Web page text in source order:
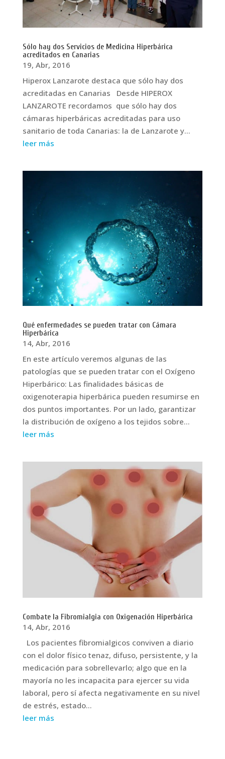
Sólo hay dos Servicios de Medicina Hiperbárica
acreditados en Canarias
19, Abr, 2016
Hiperox Lanzarote destaca que sólo hay dos
acreditadas en Canarias Desde HIPEROX
LANZAROTE recordamos que sólo hay dos
cámaras hiperbáricas acreditadas para uso
sanitario de toda Canarias: la de Lanzarote y...
leer más
Qué enfermedades se pueden tratar con Cámara
Hiperbárica
14, Abr, 2016
En este artículo veremos algunas de las
patologías que se pueden tratar con el Oxígeno
Hiperbárico: Las finalidades básicas de
oxigenoterapia hiperbárica pueden resumirse en
dos puntos importantes. Por un lado, garantizar
la distribución de oxígeno a los tejidos sobre...
leer más
Combate la Fibromialgia con Oxigenación Hiperbárica
14, Abr, 2016
Los pacientes fibromialgicos conviven a diario
con el dolor físico tenaz, difuso, persistente, y la
medicación para sobrellevarlo; algo que en la
mayoría no les incapacita para ejercer su vida
laboral, pero sí afecta negativamente en su nivel
de estrés, estado...
leer más